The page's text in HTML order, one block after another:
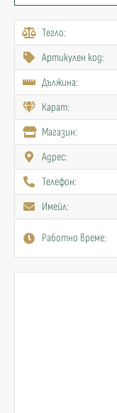
Тегло:
Артикулен код:
Дължина:
Карат:
Mагазин:
Адрес:
Телефон:
Имейл:
Работно време: